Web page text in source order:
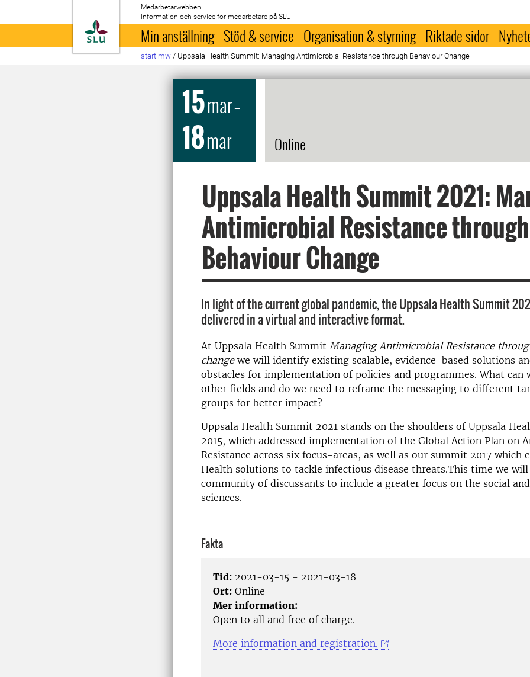
Till startsida
Medarbetarwebben
Information och service för medarbetare på SLU
Min anställning Stöd & service Organisation & styrning Riktade sidor
start mw / Uppsala Health Summit: Managing Antimicrobial Resistance through Behaviour Change
15mar–
18mar Online
Uppsala Health Summit 2021:
Antimicrobial Resistance through
Behaviour Change
In light of the current global pandemic, the Uppsala Health Summit
delivered in a virtual and interactive format.
At Uppsala Health Summit Managing Antimicrobial Resistance
changewe will identify existing scalable, evidence-based solutions
obstacles for implementation of policies and programmes. What can
other fields and do we need to reframe the messaging to different
groups for better impact?
Uppsala Health Summit 2021 stands on the shoulders of Uppsala
2015, which addressed implementation of the Global Action Plan on
Resistance across six focus-areas, as well as our summit 2017 which
Health solutions to tackle infectious disease threats.This time we will
community of discussants to include a greater focus on the social
sciences.
Fakta
Tid: 2021-03-15 - 2021-03-18
Ort: Online
Mer information:
Open to all and free of charge.
More information and registration.